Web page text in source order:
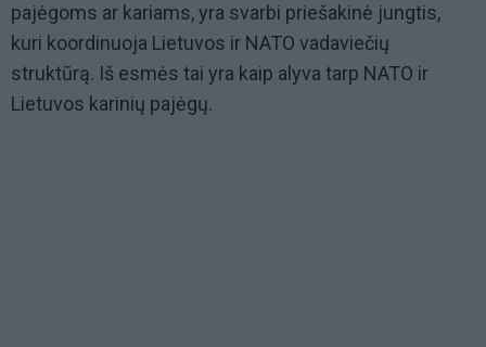
pajėgoms ar kariams, yra svarbi priešakinė jungtis,
kuri koordinuoja Lietuvos ir NATO vadaviečių
struktūrą. Iš esmės tai yra kaip alyva tarp NATO ir
Lietuvos karinių pajėgų.